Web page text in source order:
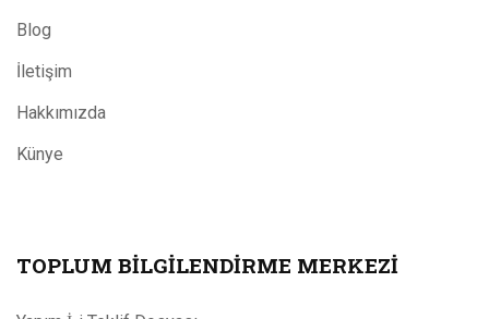
Blog
İletişim
Hakkımızda
Künye
TOPLUM BILGILENDIRME MERKEZI